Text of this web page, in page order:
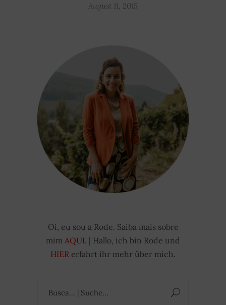
August 11, 2015
Oi, eu sou a Rode. Saiba mais sobre
mim AQUI. | Hallo, ich bin Rode und
HIER erfahrt ihr mehr über mich.